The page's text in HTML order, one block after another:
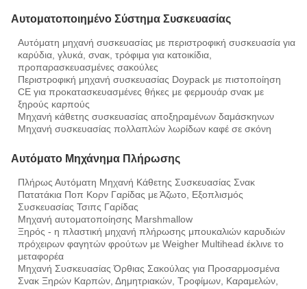
Αυτοματοποιημένο Σύστημα Συσκευασίας
Αυτόματη μηχανή συσκευασίας με περιστροφική συσκευασία για
καρύδια, γλυκά, σνακ, τρόφιμα για κατοικίδια,
προπαρασκευασμένες σακούλες
Περιστροφική μηχανή συσκευασίας Doypack με πιστοποίηση
CE για προκατασκευασμένες θήκες με φερμουάρ σνακ με
ξηρούς καρπούς
Μηχανή κάθετης συσκευασίας αποξηραμένων δαμάσκηνων
Μηχανή συσκευασίας πολλαπλών λωρίδων καφέ σε σκόνη
Αυτόματο Μηχάνημα Πλήρωσης
Πλήρως Αυτόματη Μηχανή Κάθετης Συσκευασίας Σνακ
Πατατάκια Ποπ Κορν Γαρίδας με Άζωτο, Εξοπλισμός
Συσκευασίας Τσιπς Γαρίδας
Μηχανή αυτοματοποίησης Marshmallow
Ξηρός - η πλαστική μηχανή πλήρωσης μπουκαλιών καρυδιών
πρόχειρων φαγητών φρούτων με Weigher Multihead έκλινε το
μεταφορέα
Μηχανή Συσκευασίας Όρθιας Σακούλας για Προσαρμοσμένα
Σνακ Ξηρών Καρπών, Δημητριακών, Τροφίμων, Καραμελών,